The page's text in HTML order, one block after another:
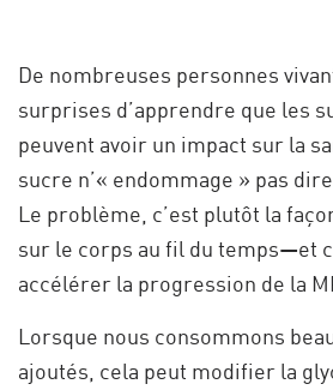
De nombreuses personnes
surprises d’apprendre que les
peuvent avoir un impact sur la
sucre n’« endommage » pas
Le problème, c’est plutôt la
sur le corps au fil du temps—et
accélérer la progression de la
Lorsque nous consommons
ajoutés, cela peut modifier la